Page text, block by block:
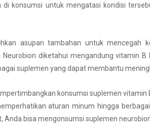
di konsumsi untuk mengatasi kondisi
asupan tambahan untuk mencegah
Neurobion diketahui mengandung vitamin
suplemen yang dapat membantu
konsumsi suplemen
aturan minum hingga
Anda bisa mengonsumsi suplemen